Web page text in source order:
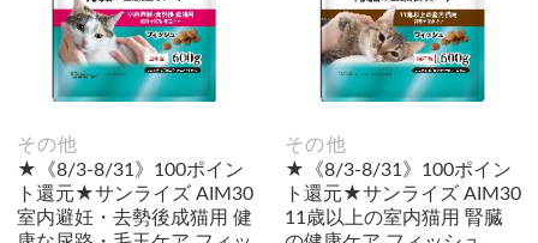
その他
★《8/3-8/31》100ポイン
ト還元★サンライズ AIM30
室内避妊・去勢後成猫用 健
その他
★《8/3-8/31》100ポイン
ト還元★サンライズ AIM30
11歳以上の室内猫用 腎臓